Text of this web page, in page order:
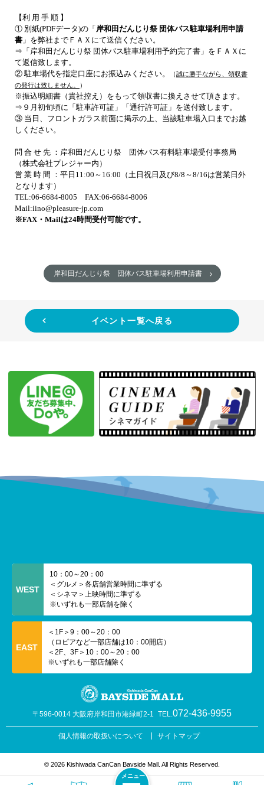
【利 用 手 順 】
① 別紙(PDFデータ)の「 岸和田だんじり祭 団体バス駐車場利用申請
書 」を弊社までＦＡＸにて送信ください。
⇒「岸和田だんじり祭 団体バス駐車場利用予約完了書」をＦＡＸに
て返信致します。
② 駐車場代を指定口座にお振込みください。
（誠に勝手ながら、領収書
の発行は致しません。
）
※振込明細書（貴社控え）をもって領収書に換えさせて頂きます。
⇒９月初旬頃に「駐車許可証」「通行許可証」を送付致します。
③ 当日、フロントガラス前面に掲示の上、当該駐車場入口までお越
しください。
問 合 せ 先 ：岸和田だんじり祭 団体バス有料駐車場受付事務局
（株式会社プレジャー内）
営 業 時 間 ：平日 11:00 ～ 16:00 （土日祝日及び8/8 ～8/16は営業日外
となります）
TEL:06-6684-8005
FAX:06-6684-8006
Mail:iino@pleasure-jp.com
※FAX・Mailは24時間受付可能です。
岸和田だんじり祭 団体バス駐車場利用申請書
イベント一覧へ戻る
〒596-0014 大阪府岸和田市港緑町2-1 TEL.072-436-9955
個人情報の取扱いについて サイトマップ
WEST
10：00～20：00
＜グルメ＞各店舗営業時間に準ずる
＜シネマ＞上映時間に準ずる
※いずれも一部店舗を除く
EAST
＜1F＞9：00～20：00
（ロピアなど一部店舗は10：00開店）
＜2F、3F＞10：00～20：00
※いずれも一部店舗除く
© 2026 Kishiwada CanCan Bayside Mall. All Rights Reserved.